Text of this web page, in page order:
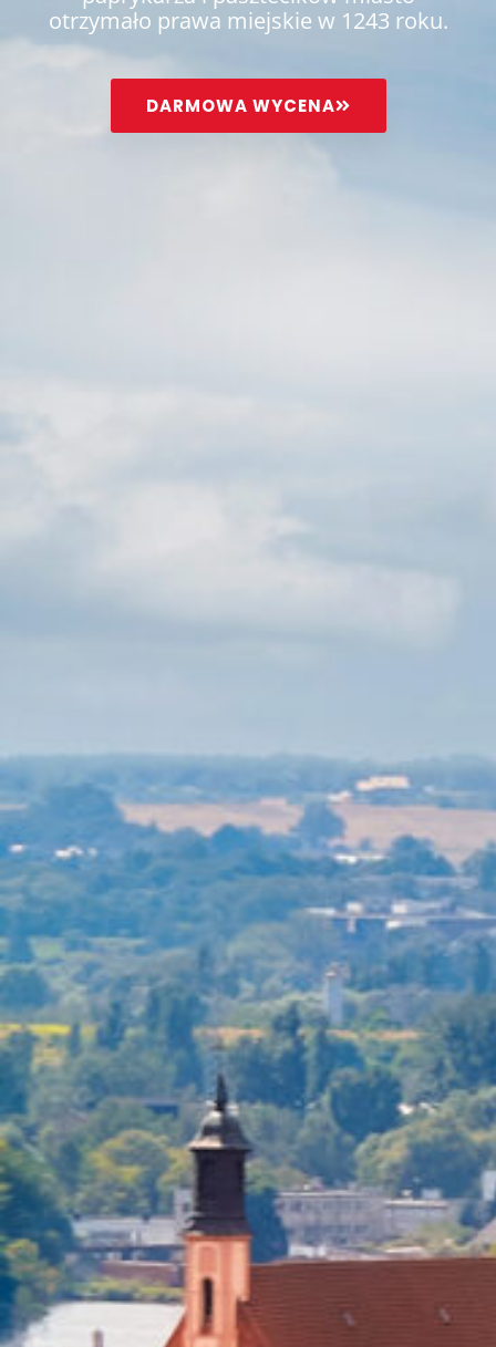
otrzymało prawa miejskie w 1243 roku.
DARMOWA WYCENA